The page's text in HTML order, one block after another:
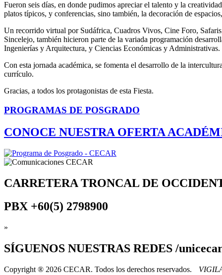
Fueron seis días, en donde pudimos apreciar el talento y la
platos típicos, y conferencias, sino también, la decoración de
Un recorrido virtual por Sudáfrica, Cuadros Vivos, Cine Foro,
Sincelejo, también hicieron parte de la variada programación
Ingenierías y Arquitectura, y Ciencias Económicas y Administrativas.
Con esta jornada académica, se fomenta el desarrollo de la
currículo.
Gracias, a todos los protagonistas de esta Fiesta.
PROGRAMAS DE POSGRADO
CONOCE NUESTRA OFERTA
CARRETERA TRONCAL DE
PBX +60(5) 2798900
»
SÍGUENOS NUESTRAS REDES /
Copyright ® 2026 CECAR. Todos los derechos reservados.